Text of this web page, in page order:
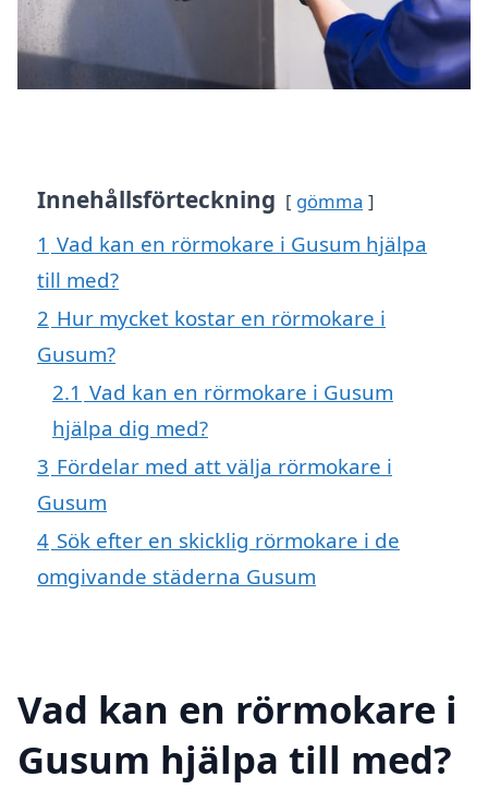
Innehållsförteckning gömma
1 Vad kan en rörmokare i Gusum hjälpa
till med?
2 Hur mycket kostar en rörmokare i
Gusum?
2.1 Vad kan en rörmokare i Gusum
hjälpa dig med?
3 Fördelar med att välja rörmokare i
Gusum
4 Sök efter en skicklig rörmokare i de
omgivande städerna Gusum
Vad kan en rörmokare i
Gusum hjälpa till med?